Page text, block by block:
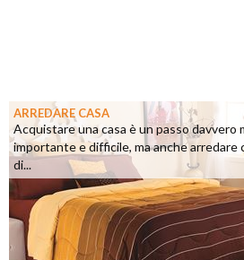
ARREDARE CASA
Acquistare una casa è un passo davvero
importante e difficile, ma anche arredare
di...